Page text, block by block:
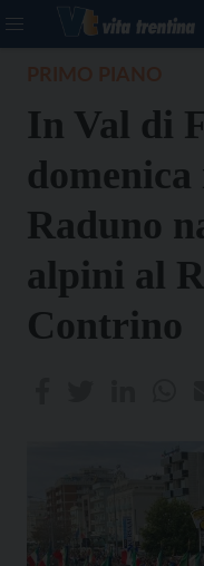
In Val di
domenica
Raduno
alpini al
Contrino